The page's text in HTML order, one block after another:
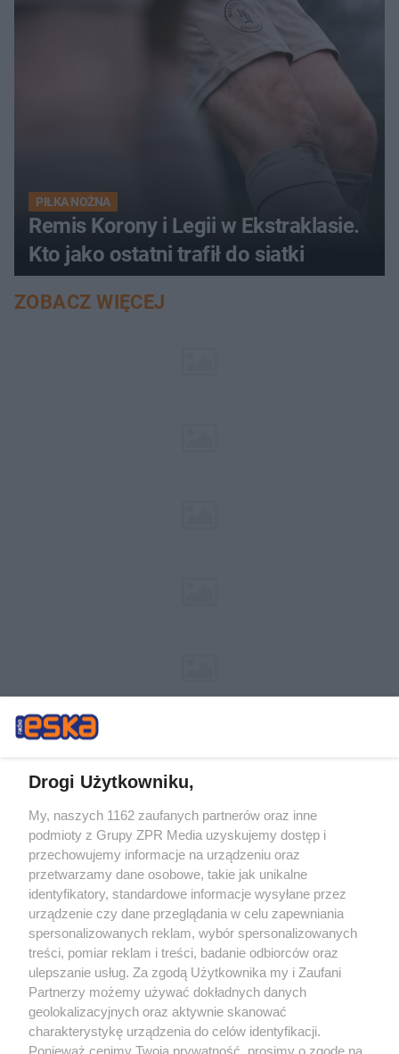
PIŁKA NOŻNA
Remis Korony i Legii w Ekstraklasie.
Kto jako ostatni trafił do siatki
ZOBACZ WIĘCEJ
Żaden utwór zamieszczony w serwisie nie może być powielany i
rozpowszechniany lub dalej rozpowszechniany w jakikolwiek sposób (w
tym także elektroniczny lub mechaniczny) na jakimkolwiek polu
eksploatacji w jakiejkolwiek formie, włącznie z umieszczaniem w Internecie
bez pisemnej zgody właściciela praw. Jakiekolwiek użycie lub
wykorzystanie utworów w całości lub w części z naruszeniem prawa, tzn.
bez właściwej zgody, jest zabronione pod groźbą kary i może być ścigane
prawnie.
O nas
Drogi Użytkowniku,
My, naszych 1162 zaufanych partnerów oraz inne
podmioty z Grupy ZPR Media uzyskujemy dostęp i
przechowujemy informacje na urządzeniu oraz
przetwarzamy dane osobowe, takie jak unikalne
identyfikatory, standardowe informacje wysyłane przez
urządzenie czy dane przeglądania w celu zapewniania
spersonalizowanych reklam, wybór spersonalizowanych
treści, pomiar reklam i treści, badanie odbiorców oraz
ulepszanie usług. Za zgodą Użytkownika my i Zaufani
Partnerzy możemy używać dokładnych danych
geolokalizacyjnych oraz aktywnie skanować
charakterystykę urządzenia do celów identyfikacji.
Ponieważ cenimy Twoją prywatność, prosimy o zgodę na